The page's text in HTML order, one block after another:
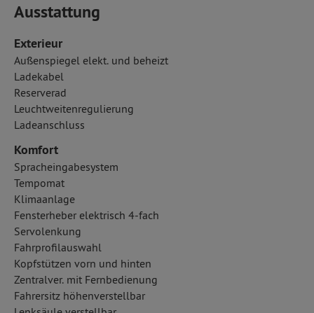
Ausstattung
Exterieur
Außenspiegel elekt. und beheizt
Ladekabel
Reserverad
Leuchtweitenregulierung
Ladeanschluss
Komfort
Spracheingabesystem
Tempomat
Klimaanlage
Fensterheber elektrisch 4-fach
Servolenkung
Fahrprofilauswahl
Kopfstützen vorn und hinten
Zentralver. mit Fernbedienung
Fahrersitz höhenverstellbar